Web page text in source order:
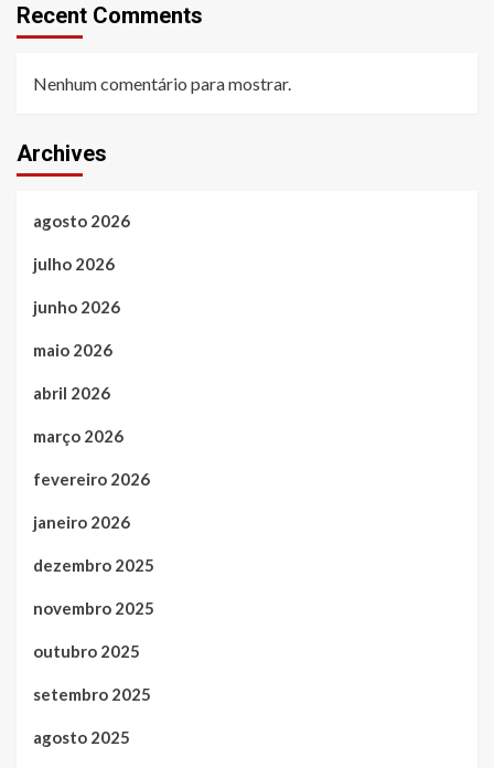
Recent Comments
Nenhum comentário para mostrar.
Archives
agosto 2026
julho 2026
junho 2026
maio 2026
abril 2026
março 2026
fevereiro 2026
janeiro 2026
dezembro 2025
novembro 2025
outubro 2025
setembro 2025
agosto 2025